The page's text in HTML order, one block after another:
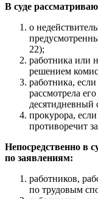
В суде
о
22);
работника или
решением
работника,
рассмотрела
десятидневный
прокурора,
противоречит
Непосредственно в
по заявлениям:
работников,
по трудовым